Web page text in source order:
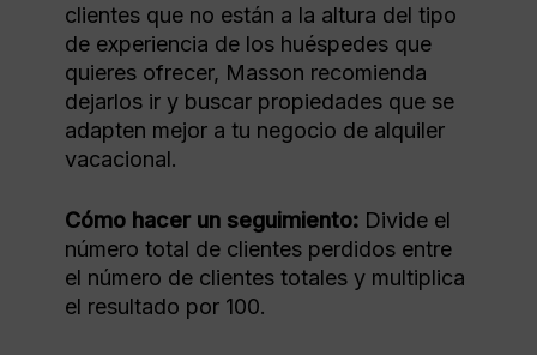
clientes que no están a la altura del tipo
de experiencia de los huéspedes que
quieres ofrecer, Masson recomienda
dejarlos ir y buscar propiedades que se
adapten mejor a tu negocio de alquiler
vacacional.
Cómo hacer un seguimiento:Divide el
número total de clientes perdidos entre
el número de clientes totales y multiplica
el resultado por 100.